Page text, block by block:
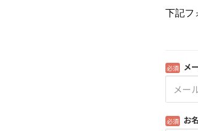
下記フ